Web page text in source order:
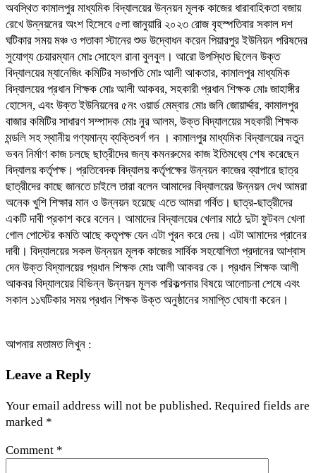
অবস্থিত কামালপুর মাধ্যমিক বিদ্যালয়ের উন্নয়ন মূলক কাজের ধারাবাহিকতা বজায়
রেখে উন্নয়নের অংশ হিসেবে ৫লা জানুয়ারি ২০২৩ রোজ বৃহস্পতিবার সকাল দশ
ঘটিকার সময় মঞ্চ ও পতাকা স্টানের শুভ উদ্বোধন করেন পিয়ারপুর ইউনিয়ন পরিষদের
সুযোগ্য চেয়ারম্যান মোঃ সোহেল রানা বুলবুল। আরো উপস্থিত ছিলেন উক্ত
বিদ্যালয়ের ম্যানেজিং কমিটির সভাপতি মোঃ আলী আকতার, কামালপুর মাধ্যমিক
বিদ্যালয়ের প্রধান শিক্ষক মোঃ আলী আকবর, সহকারী প্রধান শিক্ষক মোঃ জাহাঙ্গীর
হোসেন, এবং উক্ত ইউনিয়নের ৫নং ওয়ার্ড মেম্বার মোঃ জনি জোয়ার্দ্দার, কামালপুর
বাজার কমিটির সাধারণ সম্পাদক মোঃ নুর আলম, উক্ত বিদ্যালয়ের সহকারী শিক্ষক
মন্ডলি সহ স্থানীয় গণ্যমান্য ব্যক্তিবর্গ গন । কামালপুর মাধ্যমিক বিদ্যালয়ের নতুন
ভবন নির্মাণ কাজ চলছে ছাত্রীদের জন্য কমনরুমের কাজ ইতিমধ্যে শেষ করেছেন
বিদ্যালয় কর্তৃপক্ষ। প্রতিবেদক বিদ্যালয় কর্তৃপক্ষের উন্নয়ন কাজের ব্যাপারে ছাত্র
ছাত্রীদের কাছে জানতে চাইলে তারা বলেন আমাদের বিদ্যালয়ের উন্নয়ন দেখ আমরা
অনেক খুশি শিক্ষার মান ও উন্নয়ন হয়েছে এতে আমরা গর্বিত। ছাত্র-ছাত্রীদের
একটি দাবী প্রকাশ করে বলেন। আমাদের বিদ্যালয়ের খেলার মাঠে দুটা ফুটবল খেলা
গোল পোস্টের কমতি আছে কতৃপক্ষ যেন এটা পূরন করে দেয়। এটা আমাদের প্রানের
দাবী। বিদ্যালয়ের সকল উন্নয়ন মূলক কাজের সার্বিক সহযোগিতা প্রদানের আশ্বাস
দেন উক্ত বিদ্যালয়ের প্রধান শিক্ষক মোঃ আলী আকবর কে। প্রধান শিক্ষক আলী
আকবর বিদ্যালয়ের বিভিন্ন উন্নয়ন মূলক পরিকল্পনার বিষয়ে আলোচনা শেষে এবং
সকাল ১১ঘটিকার সময় প্রধান শিক্ষক উক্ত অনুষ্ঠানের সমাপ্তি ঘোষণা করেন।
আপনার মতামত লিখুন :
Leave a Reply
Your email address will not be published. Required fields are
marked *
Comment *